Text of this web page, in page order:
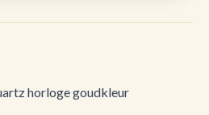
horloge goudkleur